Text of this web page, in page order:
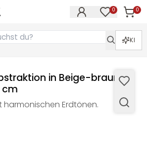
0 0
KI
in Beige-braun -
cm
harmonischen Erdtönen.